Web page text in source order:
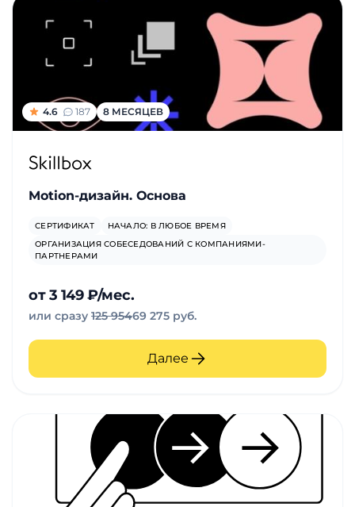
4.6 187 8 МЕСЯЦЕВ
Motion-дизайн. Основа
СЕРТИФИКАТ
НАЧАЛО: В ЛЮБОЕ ВРЕМЯ
ОРГАНИЗАЦИЯ СОБЕСЕДОВАНИЙ С КОМПАНИЯМИ-
ПАРТНЕРАМИ
от 3 149 ₽/мес.
или сразу 125 95469 275 руб.
Далее
Прочее
Репетиторы
Тесты
на
профориентацию